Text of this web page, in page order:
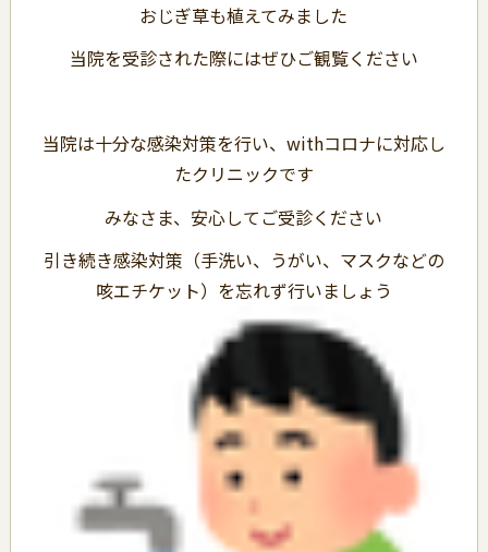
おじぎ草も植えてみました
当院を受診された際にはぜひご観覧ください
当院は十分な感染対策を行い、withコロナに対応し
たクリニックです
みなさま、安心してご受診ください
引き続き感染対策（手洗い、うがい、マスクなどの
咳エチケット）を忘れず行いましょう